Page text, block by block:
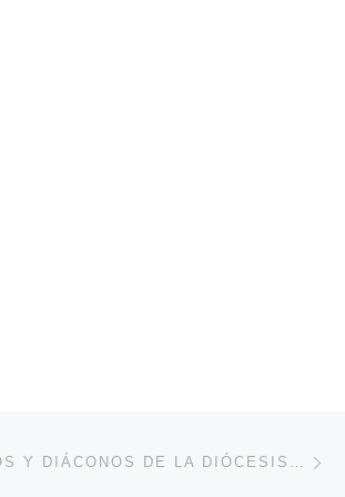
ENCUENTRO DE PRESBÍTEROS Y DIÁCONOS DE LA DIÓCESIS DE BILBAO